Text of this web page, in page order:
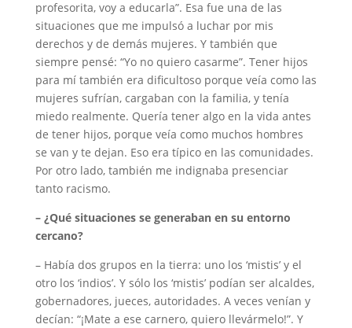
profesorita, voy a educarla”. Esa fue una de las
situaciones que me impulsó a luchar por mis
derechos y de demás mujeres. Y también que
siempre pensé: “Yo no quiero casarme”. Tener hijos
para mí también era dificultoso porque veía como las
mujeres sufrían, cargaban con la familia, y tenía
miedo realmente. Quería tener algo en la vida antes
de tener hijos, porque veía como muchos hombres
se van y te dejan. Eso era típico en las comunidades.
Por otro lado, también me indignaba presenciar
tanto racismo.
– ¿Qué situaciones se generaban en su entorno
cercano?
– Había dos grupos en la tierra: uno los ‘mistis’ y el
otro los ‘indios’. Y sólo los ‘mistis’ podían ser alcaldes,
gobernadores, jueces, autoridades. A veces venían y
decían: “¡Mate a ese carnero, quiero llevármelo!”. Y